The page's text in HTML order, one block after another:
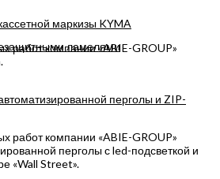
ламелями
работ компании «ABIE-GROUP»
работ компании «ABIE-GROUP»
перголы с led-подсветкой и
«Wall Street».